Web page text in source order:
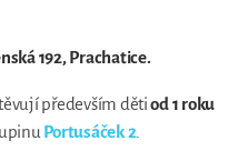
192, Prachatice.
především dětiod 1 roku
Portusáček 2.